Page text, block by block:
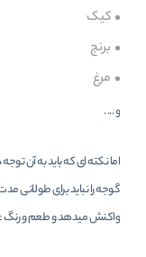
کیک
برنج
مرغ
و ... .
اما نکته ای که باید به آن
گوجه را نباید برای طولانی
واکنش میدهد و طعم و رنگ